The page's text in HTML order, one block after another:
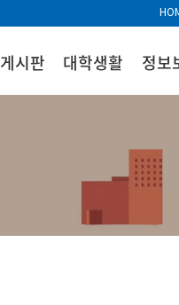
게시판 대학생활 정보